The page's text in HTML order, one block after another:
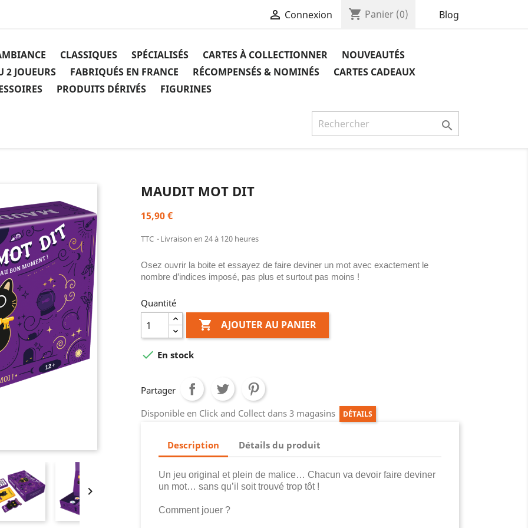
 Connexion shopping_cart Panier (0) Blog
CLASSIQUES SPÉCIALISÉS CARTES À COLLECTIONNER
NOUVEAUTÉS
2 JOUEURS
FABRIQUÉS EN FRANCE RÉCOMPENSÉS & NOMINÉS
CARTES CADEAUX
PRODUITS DÉRIVÉS FIGURINES


MAUDIT MOT DIT
15,90 €
TTC Livraison en 24 à 120 heures
Osez ouvrir la boite et essayez de faire deviner un mot avec exactement le
nombre d’indices imposé, pas plus et surtout pas moins !
Quantité
 AJOUTER AU PANIER
 En stock
Partager
Disponible en Click and Collect dans 3 magasins
DÉTAILS
Description Détails du produit
Un jeu original et plein de malice… Chacun va devoir faire deviner
un mot… sans qu’il soit trouvé trop tôt !
Comment jouer ?